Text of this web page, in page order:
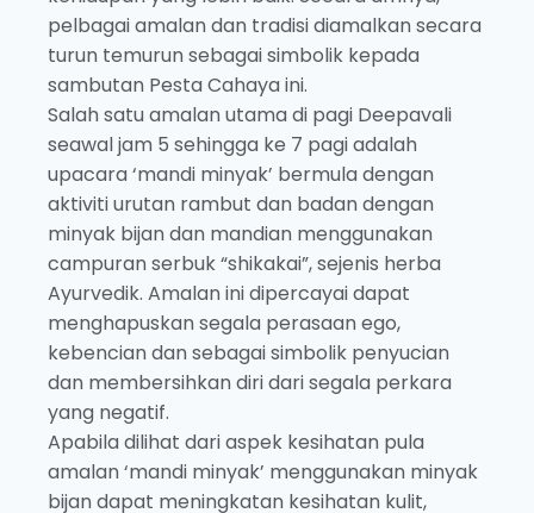
pelbagai amalan dan tradisi diamalkan secara
turun temurun sebagai simbolik kepada
sambutan Pesta Cahaya ini.
Salah satu amalan utama di pagi Deepavali
seawal jam 5 sehingga ke 7 pagi adalah
upacara ‘mandi minyak’ bermula dengan
aktiviti urutan rambut dan badan dengan
minyak bijan dan mandian menggunakan
campuran serbuk “shikakai”, sejenis herba
Ayurvedik. Amalan ini dipercayai dapat
menghapuskan segala perasaan ego,
kebencian dan sebagai simbolik penyucian
dan membersihkan diri dari segala perkara
yang negatif.
Apabila dilihat dari aspek kesihatan pula
amalan ‘mandi minyak’ menggunakan minyak
bijan dapat meningkatan kesihatan kulit,